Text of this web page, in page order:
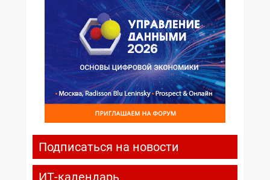
Подписаться на новости
ИТ-календарь